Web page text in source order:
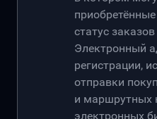
статус
Электронный
регистрации,
отправки
и маршрутных
электронных